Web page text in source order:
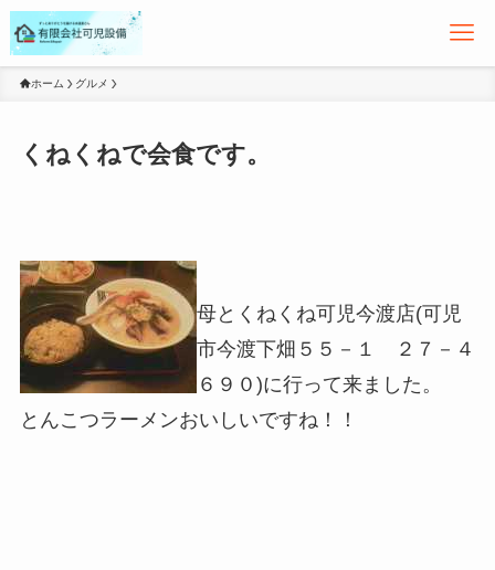
ホーム グルメ
くねくねで会食です。
母とくねくね可児今渡店(可児
市今渡下畑５５－１ ２７－４
６９０)に行って来ました。
とんこつラーメンおいしいですね！！